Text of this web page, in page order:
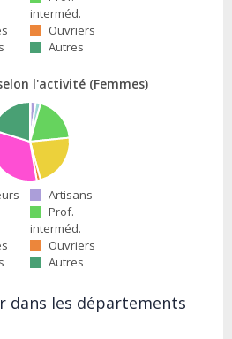
interméd.
Ouvriers
Autres
l'activité (Femmes)
Artisans
Prof.
interméd.
Ouvriers
Autres
dans les départements